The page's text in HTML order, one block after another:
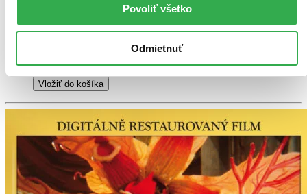
Povoliť všetko
Odmietnuť
Tento produkt momentálne nemáme na sklade, ale zvyčajne
vám ho vieme zabezpečiť a odoslať do 3 – 5 dní. A
Vložiť do košíka